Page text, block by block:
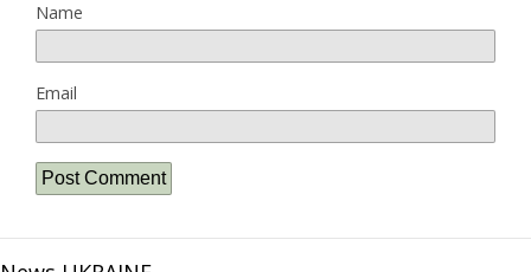
Name
Email